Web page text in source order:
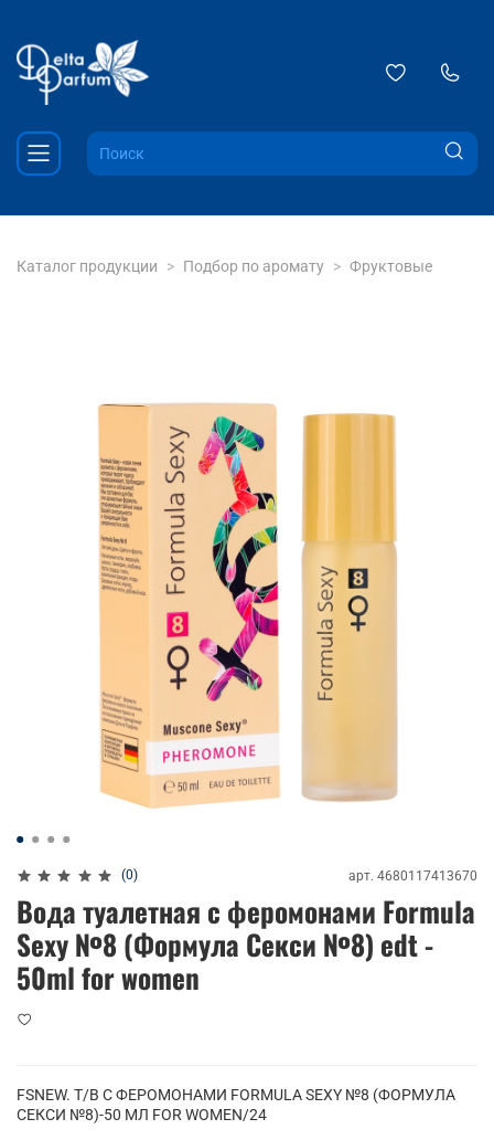
Каталог продукции Подбор по аромату Фруктовые
(0) арт. 4680117413670
Вода туалетная с феромонами Formula
Sexy №8 (Формула Секси №8) edt -
50ml for women
FSNEW. Т/В С ФЕРОМОНАМИ FORMULA SEXY №8 (ФОРМУЛА
СЕКСИ №8)-50 МЛ FOR WOMEN/24